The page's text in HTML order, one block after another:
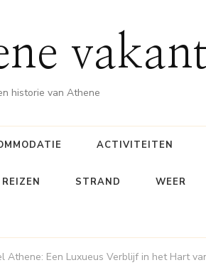
historie van Athene
ACTIVITEITEN
REIZEN STRAND WEER
Athene: Een Luxueus Verblijf in het Hart